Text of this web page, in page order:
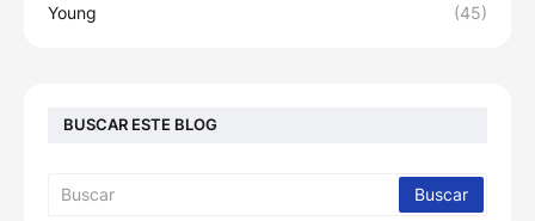
Young (45)
BUSCAR ESTE BLOG